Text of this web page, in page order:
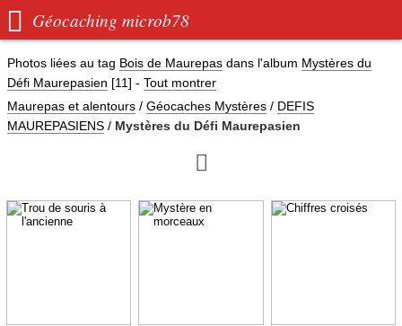
 Géocaching microb78
Photos liées au tag Bois de Maurepas dans l'album Mystères du
Défi Maurepasien [11] - Tout montrer
Maurepas et alentours / Géocaches Mystères / DEFIS
MAUREPASIENS / Mystères du Défi Maurepasien
